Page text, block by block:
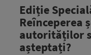
Ediție
Reînceperea
autorităților
așteptați?